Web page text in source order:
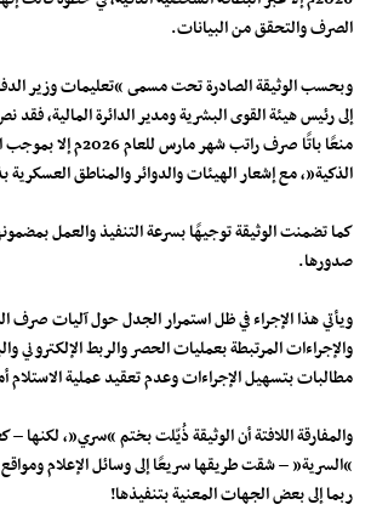
الصرف والتحقق من البيانات.
إلى رئيس هيئة القوى البشرية ومدير الدائرة المالية، فقد
منعًا باتًا صرف راتب شهر مارس
الذكية”، مع إشعار الهيئات والدوائر والمناطق العسكرية
كما تضمنت الوثيقة توجيهًا بسرعة التنفيذ والعمل
صدورها.
ويأتي هذا الإجراء في ظل استمرار الجدل حول آليات صرف
والإجراءات المرتبطة بعمليات الحصر والربط الإلكتروني
مطالبات بتسهيل الإجراءات وعدم تعقيد عملية الاستلام
والمفارقة اللافتة أن الوثيقة ذُيّلت بختم “سري”، لكنها –
“السرية” – شقت طريقها سريعًا إلى وسائل الإعلام
ربما إلى بعض الجهات المعنية بتنفيذها!